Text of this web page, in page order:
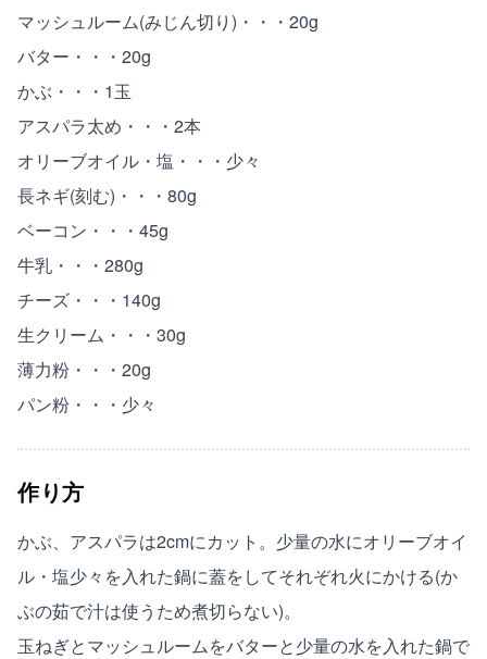
マッシュルーム(みじん切り)・・・20g
バター・・・20g
かぶ・・・1玉
アスパラ太め・・・2本
オリーブオイル・塩・・・少々
長ネギ(刻む)・・・80g
ベーコン・・・45g
牛乳・・・280g
チーズ・・・140g
生クリーム・・・30g
薄力粉・・・20g
パン粉・・・少々
作り方
かぶ、アスパラは2cmにカット。少量の水にオリーブオイ
ル・塩少々を入れた鍋に蓋をしてそれぞれ火にかける(か
ぶの茹で汁は使うため煮切らない)。
玉ねぎとマッシュルームをバターと少量の水を入れた鍋で